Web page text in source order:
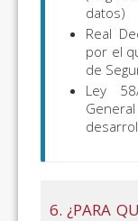
datos)
Real
por el
de
Ley
6. ¿PARA